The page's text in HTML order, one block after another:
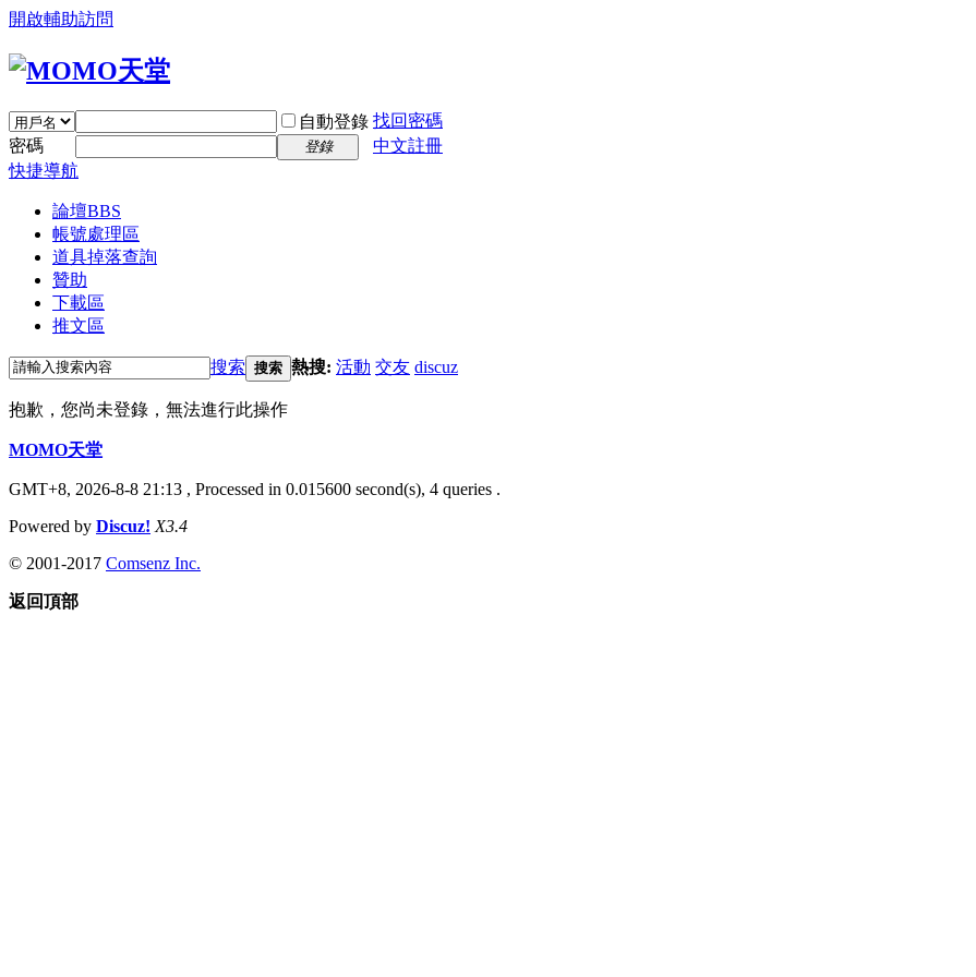
開啟輔助訪問
自動登錄 找回密碼
密碼
登錄
中文註冊
快捷導航
論壇BBS
帳號處理區
道具掉落查詢
贊助
下載區
推文區
搜索 搜索 熱搜: 活動 交友 discuz
抱歉，您尚未登錄，無法進行此操作
MOMO天堂
GMT+8, 2026-8-8 21:13 , Processed in 0.015600 second(s), 4 queries .
Powered by Discuz! X3.4
© 2001-2017 Comsenz Inc.
返回頂部